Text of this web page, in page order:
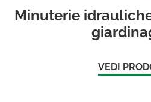
Minuterie
VEDI